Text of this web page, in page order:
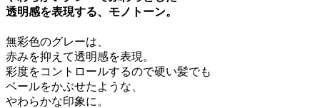
透明感を表現する、モノトーン。
無彩色のグレーは、
赤みを抑えて透明感を表現。
彩度をコントロールするので硬い髪でも
ベールをかぶせたような、
やわらかな印象に。